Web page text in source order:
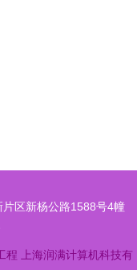
区新杨公路1588号4幢
程 上海润满计算机科技有